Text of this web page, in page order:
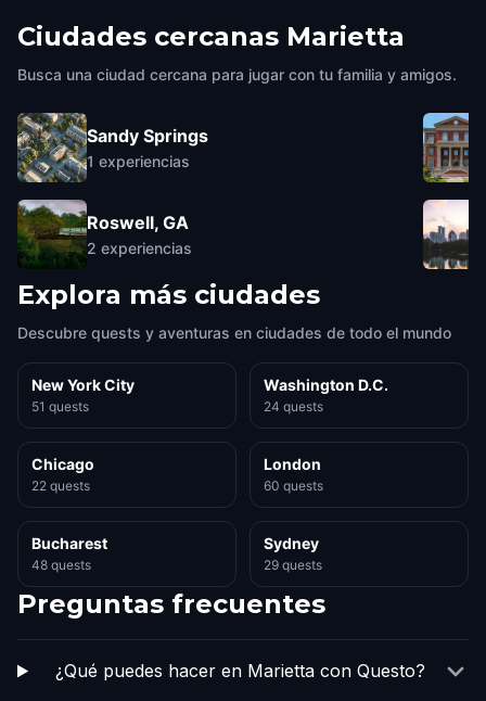
Ciudades cercanas Marietta
Busca una ciudad cercana para jugar con tu familia y amigos.
Sandy Springs
1 experiencias
Roswell, GA
2 experiencias
Explora más ciudades
Descubre quests y aventuras en ciudades de todo el mundo
New York City
51 quests
Washington D.C.
24 quests
Chicago
22 quests
London
60 quests
Bucharest
48 quests
Sydney
29 quests
Preguntas frecuentes
¿Qué puedes hacer en Marietta con Questo?